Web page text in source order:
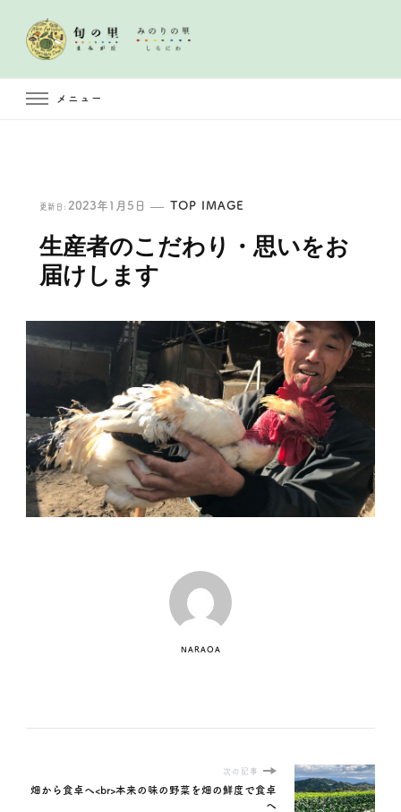
メニュー
更新日: 2023年1月5日 TOP IMAGE
生産者のこだわり・思いをお
届けします
NARAOA
次の記事
畑から食卓へ<br>本来の味の野菜を畑の鮮度で食卓
へ